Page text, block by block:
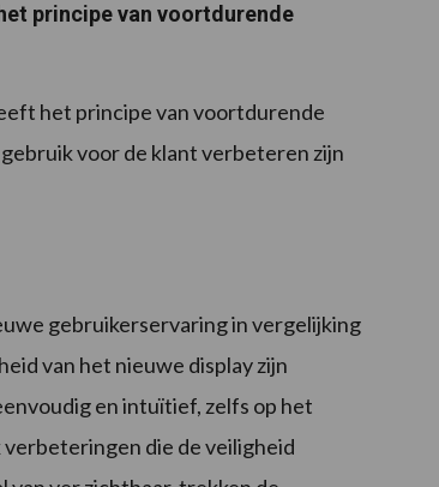
principe van voortdurende
het principe van voortdurende
voor de klant verbeteren zijn
gebruikerservaring in vergelijking
van het nieuwe display zijn
en intuïtief, zelfs op het
die de veiligheid